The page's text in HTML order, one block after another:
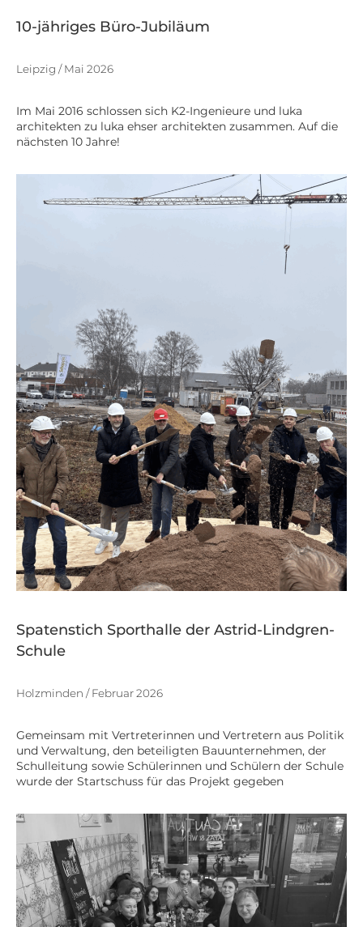
10-jähriges Büro-Jubiläum
Leipzig / Mai 2026
Im Mai 2016 schlossen sich K2-Ingenieure und luka
architekten zu luka ehser architekten zusammen. Auf die
nächsten 10 Jahre!
Spatenstich Sporthalle der Astrid-Lindgren-
Schule
Holzminden / Februar 2026
Gemeinsam mit Vertreterinnen und Vertretern aus Politik
und Verwaltung, den beteiligten Bauunternehmen, der
Schulleitung sowie Schülerinnen und Schülern der Schule
wurde der Startschuss für das Projekt gegeben